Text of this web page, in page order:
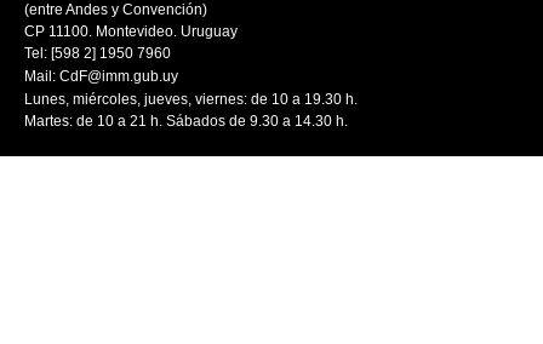
(entre Andes y Convención)
CP 11100. Montevideo. Uruguay
Tel: [598 2] 1950 7960
Mail: CdF@imm.gub.uy
Lunes, miércoles, jueves, viernes: de 10 a 19.30 h.
Martes: de 10 a 21 h. Sábados de 9.30 a 14.30 h.